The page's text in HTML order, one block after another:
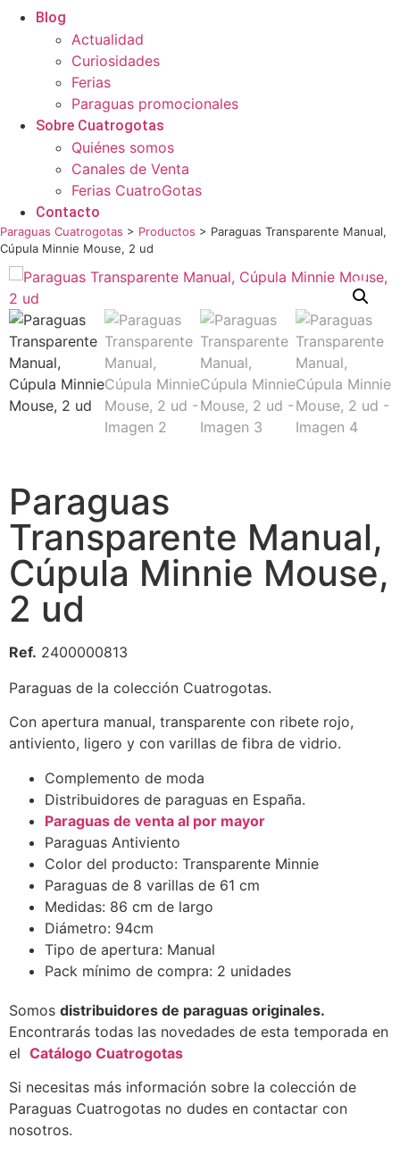
Blog
Actualidad
Curiosidades
Ferias
Paraguas promocionales
Sobre Cuatrogotas
Quiénes somos
Canales de Venta
Ferias CuatroGotas
Contacto
Paraguas Cuatrogotas > Productos > Paraguas Transparente Manual,
Cúpula Minnie Mouse, 2 ud
Paraguas
Transparente Manual,
Cúpula Minnie Mouse,
2 ud
Ref. 2400000813
Paraguas de la colección Cuatrogotas.
Con apertura manual, transparente con ribete rojo,
antiviento, ligero y con varillas de fibra de vidrio.
Complemento de moda
Distribuidores de paraguas en España.
Paraguas de venta al por mayor
Paraguas Antiviento
Color del producto: Transparente Minnie
Paraguas de 8 varillas de 61 cm
Medidas: 86 cm de largo
Diámetro: 94cm
Tipo de apertura: Manual
Pack mínimo de compra: 2 unidades
Somos distribuidores de paraguas originales.
Encontrarás todas las novedades de esta temporada en
el Catálogo Cuatrogotas
Si necesitas más información sobre la colección de
Paraguas Cuatrogotas no dudes en contactar con
nosotros.